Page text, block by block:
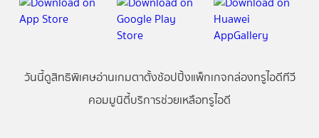
วันนี้ดูสิทธิพิเศษอ่านเกมตาตั้งช้อปปิ้งแพ็กเกจกล่องทรูไอดีทีวี
คอมมูนิตี้บริการช่วยเหลือทรูไอดี